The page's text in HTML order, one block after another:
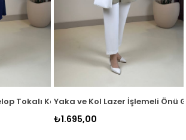
QTN 7104
Tokalı Kadın Tunik Lacivert QTN 7104
Yaka ve Kol Lazer İşlemeli Önü
₺1.695,00